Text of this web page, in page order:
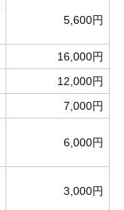
5,600円
16,000円
12,000円
7,000円
6,000円
3,000円